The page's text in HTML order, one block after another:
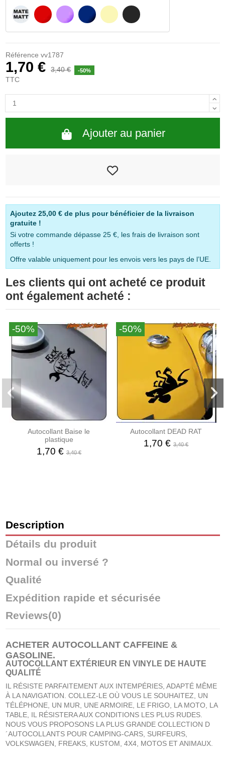
BLANC MATÉ
ROUGE PURPLE BLEU FONCÉ
BEIGE GRIS FONCÉ
Référence vv1787
1,70 € 3,40 € -50%
TTC
Ajouter au panier
Ajoutez 25,00 €de plus pour bénéficier de la livraison
gratuite !
Si votre commande dépasse 25 €, les frais de livraison sont
offerts !
Offre valable uniquement pour les envois vers les pays de l’UE.
Les clients qui ont acheté ce produit
ont également acheté :
-50%
Autocollant Baise le
plastique
1,70 € 3,40 €
-50%
Autocollant DEAD RAT
1,70 €3,40 €
Description
Détails du produit
Normal ou inversé ?
Qualité
Expédition rapide et sécurisée
Reviews(0)
ACHETER AUTOCOLLANT CAFFEINE &
GASOLINE.
AUTOCOLLANT EXTÉRIEUR EN VINYLE DE HAUTE
QUALITÉ
IL RÉSISTE PARFAITEMENT AUX INTEMPÉRIES, ADAPTÉ MÊME
À LA NAVIGATION. COLLEZ-LE OÙ VOUS LE SOUHAITEZ, UN
TÉLÉPHONE, UN MUR, UNE ARMOIRE, LE FRIGO, LA MOTO, LA
TABLE, IL RÉSISTERA AUX CONDITIONS LES PLUS RUDES.
NOUS VOUS PROPOSONS LA PLUS GRANDE COLLECTION D
´AUTOCOLLANTS POUR CAMPING-CARS, SURFEURS,
VOLKSWAGEN, FREAKS, KUSTOM, 4X4, MOTOS ET ANIMAUX.